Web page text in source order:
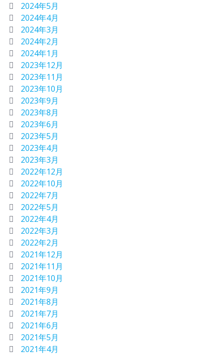
2024年5月
2024年4月
2024年3月
2024年2月
2024年1月
2023年12月
2023年11月
2023年10月
2023年9月
2023年8月
2023年6月
2023年5月
2023年4月
2023年3月
2022年12月
2022年10月
2022年7月
2022年5月
2022年4月
2022年3月
2022年2月
2021年12月
2021年11月
2021年10月
2021年9月
2021年8月
2021年7月
2021年6月
2021年5月
2021年4月